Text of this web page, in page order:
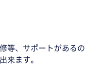
等、サポートがあるの
来ます。